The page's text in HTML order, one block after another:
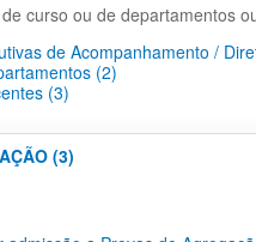
curso ou de departamentos
de Acompanhamento /
(2)
(3)
(3)